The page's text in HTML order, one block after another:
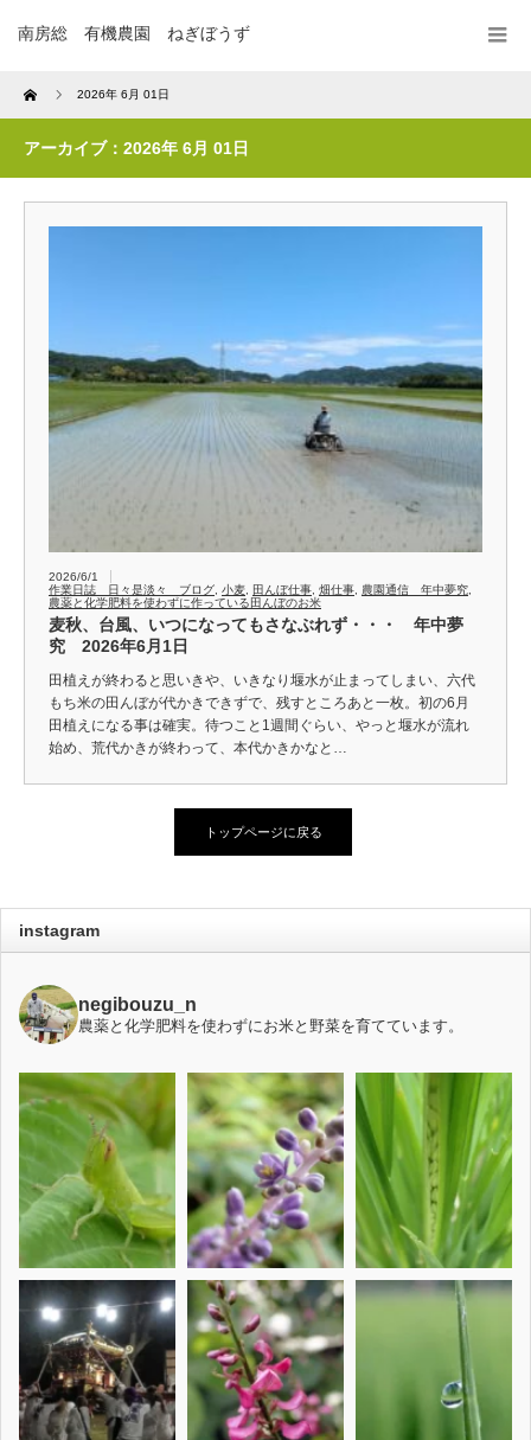
南房総 有機農園 ねぎぼうず
Home 2026年 6月 01日
アーカイブ：2026年 6月 01日
2026/6/1
作業日誌 日々是淡々 ブログ 小麦 田んぼ仕事 畑仕事 農園通信 年中夢究
農薬と化学肥料を使わずに作っている田んぼのお米
麦秋、台風、いつになってもさなぶれず・・・ 年中夢
究 2026年6月1日
田植えが終わると思いきや、いきなり堰水が止まってしまい、六代
もち米の田んぼが代かきできずで、残すところあと一枚。初の6月
田植えになる事は確実。待つこと1週間ぐらい、やっと堰水が流れ
始め、荒代かきが終わって、本代かきかなと…
トップページに戻る
instagram
negibouzu_n
農薬と化学肥料を使わずにお米と野菜を育てています。